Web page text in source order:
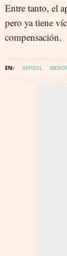
Entre tanto, el
pero ya tiene
compensación.
REPSOL